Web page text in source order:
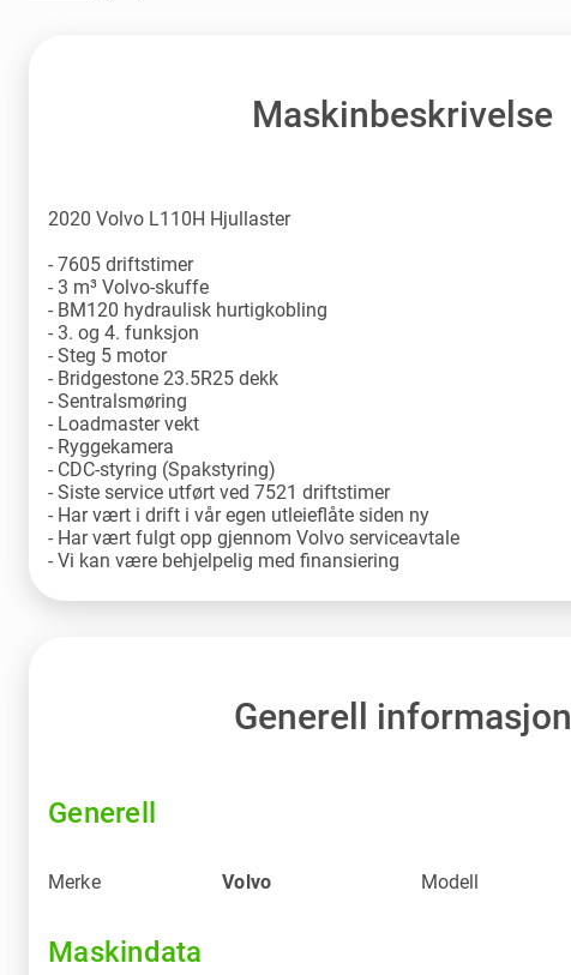
Maskinbeskrivelse
2020 Volvo L110H Hjullaster
- 7605 driftstimer
- 3 m³ Volvo-skuffe
- BM120 hydraulisk hurtigkobling
- 3. og 4. funksjon
- Steg 5 motor
- Bridgestone 23.5R25 dekk
- Sentralsmøring
- Loadmaster vekt
- Ryggekamera
- CDC-styring (Spakstyring)
- Siste service utført ved 7521 driftstimer
- Har vært i drift i vår egen utleieflåte siden ny
- Har vært fulgt opp gjennom Volvo serviceavtale
- Vi kan være behjelpelig med finansiering
Generell informasjon
Generell
Merke Volvo Modell
Maskindata